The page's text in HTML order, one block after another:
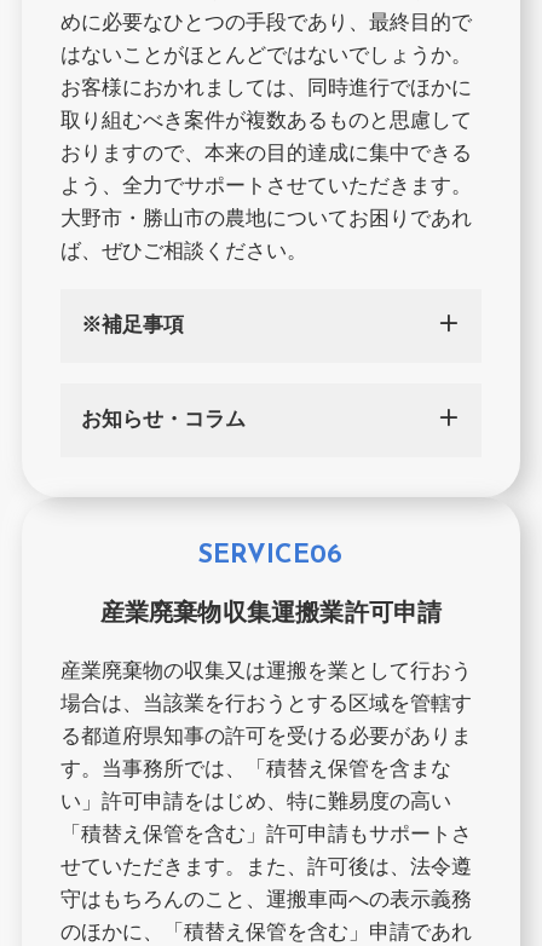
めに必要なひとつの手段であり、最終目的で
はないことがほとんどではないでしょうか。
お客様におかれましては、同時進行でほかに
取り組むべき案件が複数あるものと思慮して
おりますので、本来の目的達成に集中できる
よう、全力でサポートさせていただきます。
大野市・勝山市の農地についてお困りであれ
ば、ぜひご相談ください。
※補足事項
お知らせ・コラム
SERVICE06
産業廃棄物収集運搬業許可申請
産業廃棄物の収集又は運搬を業として行おう
場合は、当該業を行おうとする区域を管轄す
る都道府県知事の許可を受ける必要がありま
す。当事務所では、「積替え保管を含まな
い」許可申請をはじめ、特に難易度の高い
「積替え保管を含む」許可申請もサポートさ
せていただきます。また、許可後は、法令遵
守はもちろんのこと、運搬車両への表示義務
のほかに、「積替え保管を含む」申請であれ